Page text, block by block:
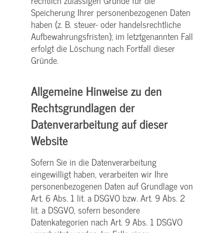
Speicherung Ihrer personenbezogenen Daten
haben (z. B. steuer- oder handelsrechtliche
Aufbewahrungsfristen); im letztgenannten Fall
erfolgt die Löschung nach Fortfall dieser
Gründe.
Allgemeine Hinweise zu den
Rechtsgrundlagen der
Datenverarbeitung auf dieser
Website
Sofern Sie in die Datenverarbeitung
eingewilligt haben, verarbeiten wir Ihre
personenbezogenen Daten auf Grundlage von
Art. 6 Abs. 1 lit. a DSGVO bzw. Art. 9 Abs. 2
lit. a DSGVO, sofern besondere
Datenkategorien nach Art. 9 Abs. 1 DSGVO